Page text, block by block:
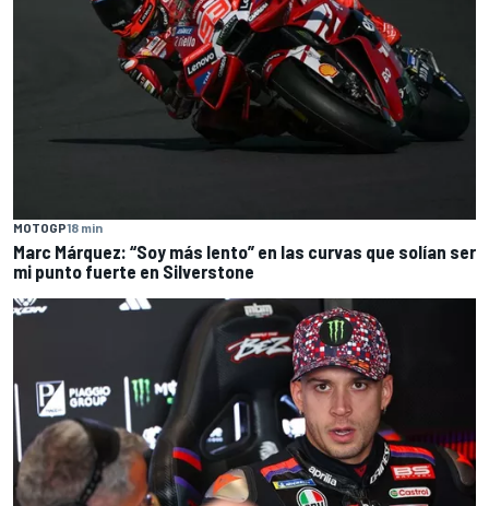
MOTOGP18 min
Marc Márquez: “Soy más lento” en las curvas que solían ser
mi punto fuerte en Silverstone